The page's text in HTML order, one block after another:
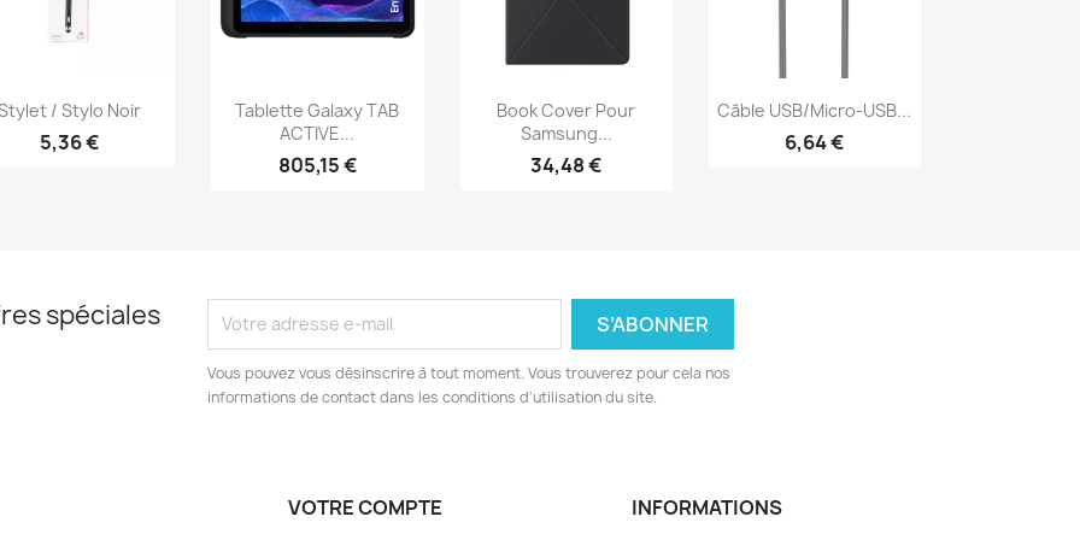
Aperçu rapide
/ Stylo Noir
5,36 €
Aperçu rapide
Tablette Galaxy TAB
ACTIVE...
805,15 €
Aperçu rapide
Book Cover Pour
Samsung...
34,48 €
Aperçu rapide
Câble USB/Micro-USB...
6,64 €
spéciales
Vous pouvez vous désinscrire à tout moment. Vous trouverez pour cela nos
informations de contact dans les conditions d'utilisation du site.
VOTRE COMPTE INFORMATIONS